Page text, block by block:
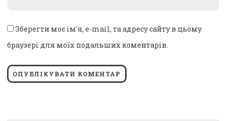
Зберегти моє ім'я, e-mail, та адресу сайту в цьому
браузері для моїх подальших коментарів.